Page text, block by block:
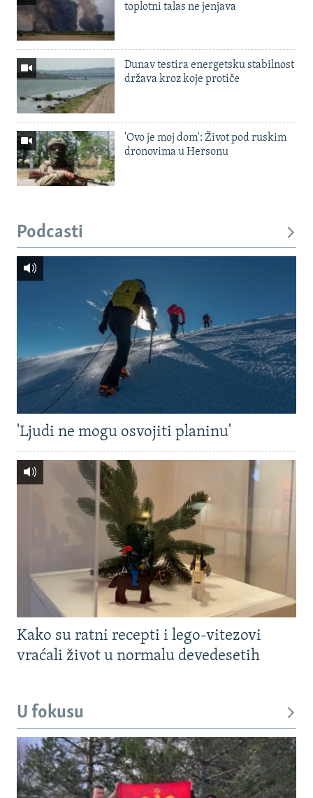
toplotni talas ne jenjava
Dunav testira energetsku stabilnost
država kroz koje protiče
'Ovo je moj dom': Život pod ruskim
dronovima u Hersonu
Podcasti
'Ljudi ne mogu osvojiti planinu'
Kako su ratni recepti i lego-vitezovi
vraćali život u normalu devedesetih
U fokusu